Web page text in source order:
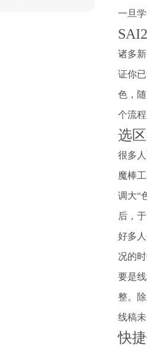
一旦
诸多
证你
色，
个流
选
很多
魔棒
调大“
后，
好多
况的
要是
整。
线稿
快